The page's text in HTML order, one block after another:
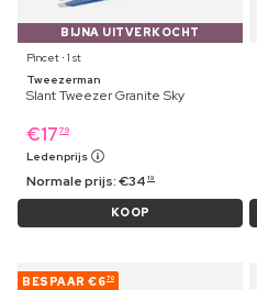
BIJNA UITVERKOCHT
Pincet ⋅ 1 st
Tweezerman
Slant Tweezer Granite Sky
€17 79
Ledenprijs
Normale prijs:€34 19
KOOP
BESPAAR €670